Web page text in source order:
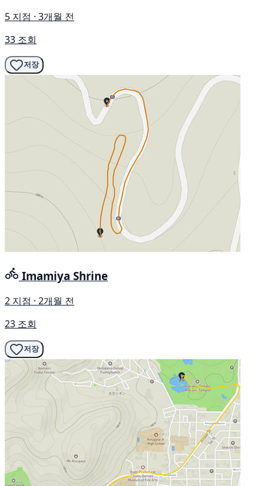
5 지점 · 3개월 전
33 조회
저장
Imamiya Shrine
2 지점 · 2개월 전
23 조회
저장